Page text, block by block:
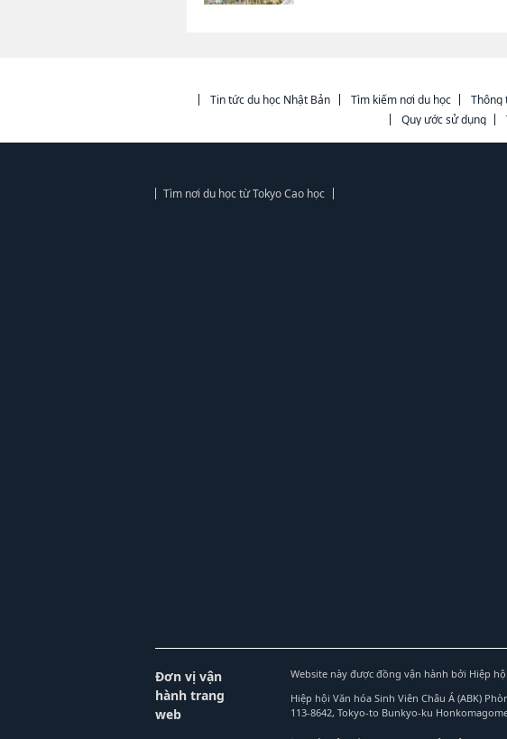
Tin tức du học Nhật Bản Tìm kiếm nơi du học Thông
Quy ước sử dụng
Tìm nơi du học từ Tokyo Cao học
Đơn vị vận
hành trang
web
Website này được đồng vận hành bởi Hiệp
Hiệp hội Văn hóa Sinh Viên Châu Á (ABK)
113-8642, Tokyo-to Bunkyo-ku